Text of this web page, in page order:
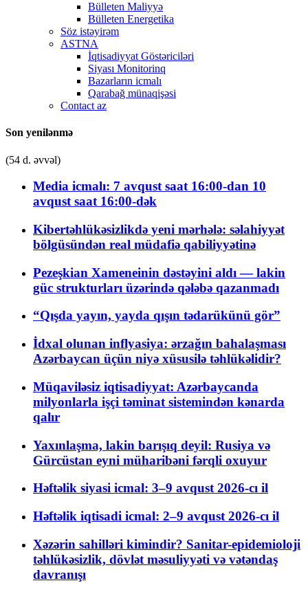
Bülleten Maliyyə
Bülleten Energetika
Söz istəyirəm
ASTNA
İqtisadiyyat Göstəriciləri
Siyası Monitorinq
Bazarların icmalı
Qarabağ münaqişəsi
Contact az
Son yenilənmə
(54 d. əvvəl)
Media icmalı: 7 avqust saat 16:00-dan 10
avqust saat 16:00-dək
Kibertəhlükəsizlikdə yeni mərhələ: səlahiyyət
bölgüsündən real müdafiə qabiliyyətinə
Pezeşkian Xameneinin dəstəyini aldı — lakin
güc strukturları üzərində qələbə qazanmadı
“Qışda yayın, yayda qışın tədarükünü gör”
İdxal olunan inflyasiya: ərzağın bahalaşması
Azərbaycan üçün niyə xüsusilə təhlükəlidir?
Müqaviləsiz iqtisadiyyat: Azərbaycanda
milyonlarla işçi təminat sistemindən kənarda
qalır
Yaxınlaşma, lakin barışıq deyil: Rusiya və
Gürcüstan eyni müharibəni fərqli oxuyur
Həftəlik siyasi icmal: 3–9 avqust 2026-cı il
Həftəlik iqtisadi icmal: 2–9 avqust 2026-cı il
Xəzərin sahilləri kimindir? Sanitar-epidemioloji
təhlükəsizlik, dövlət məsuliyyəti və vətəndaş
davranışı